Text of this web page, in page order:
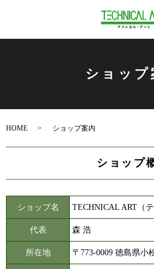
ショップ
HOME ショップ案内
ショップ
ショップ名 TECHNICAL ART（
代表 森 浩
所在地 〒773-0009 徳島県小